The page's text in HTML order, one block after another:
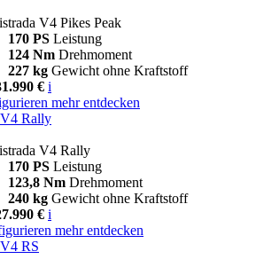
V4 Pikes Peak
170 PS Leistung
124 Nm Drehmoment
227 kg Gewicht ohne Kraftstoff
€ i
mehr entdecken
V4 Rally
V4 Rally
170 PS Leistung
123,8 Nm Drehmoment
240 kg Gewicht ohne Kraftstoff
€ i
mehr entdecken
V4 RS